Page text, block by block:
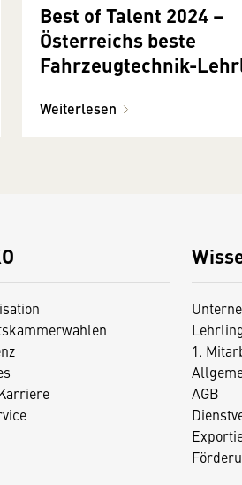
Best of Talent 2024 –
Österreichs beste
Fahrzeugtechnik-
Leistungen geehrt
Weiterlesen
1.
AGB